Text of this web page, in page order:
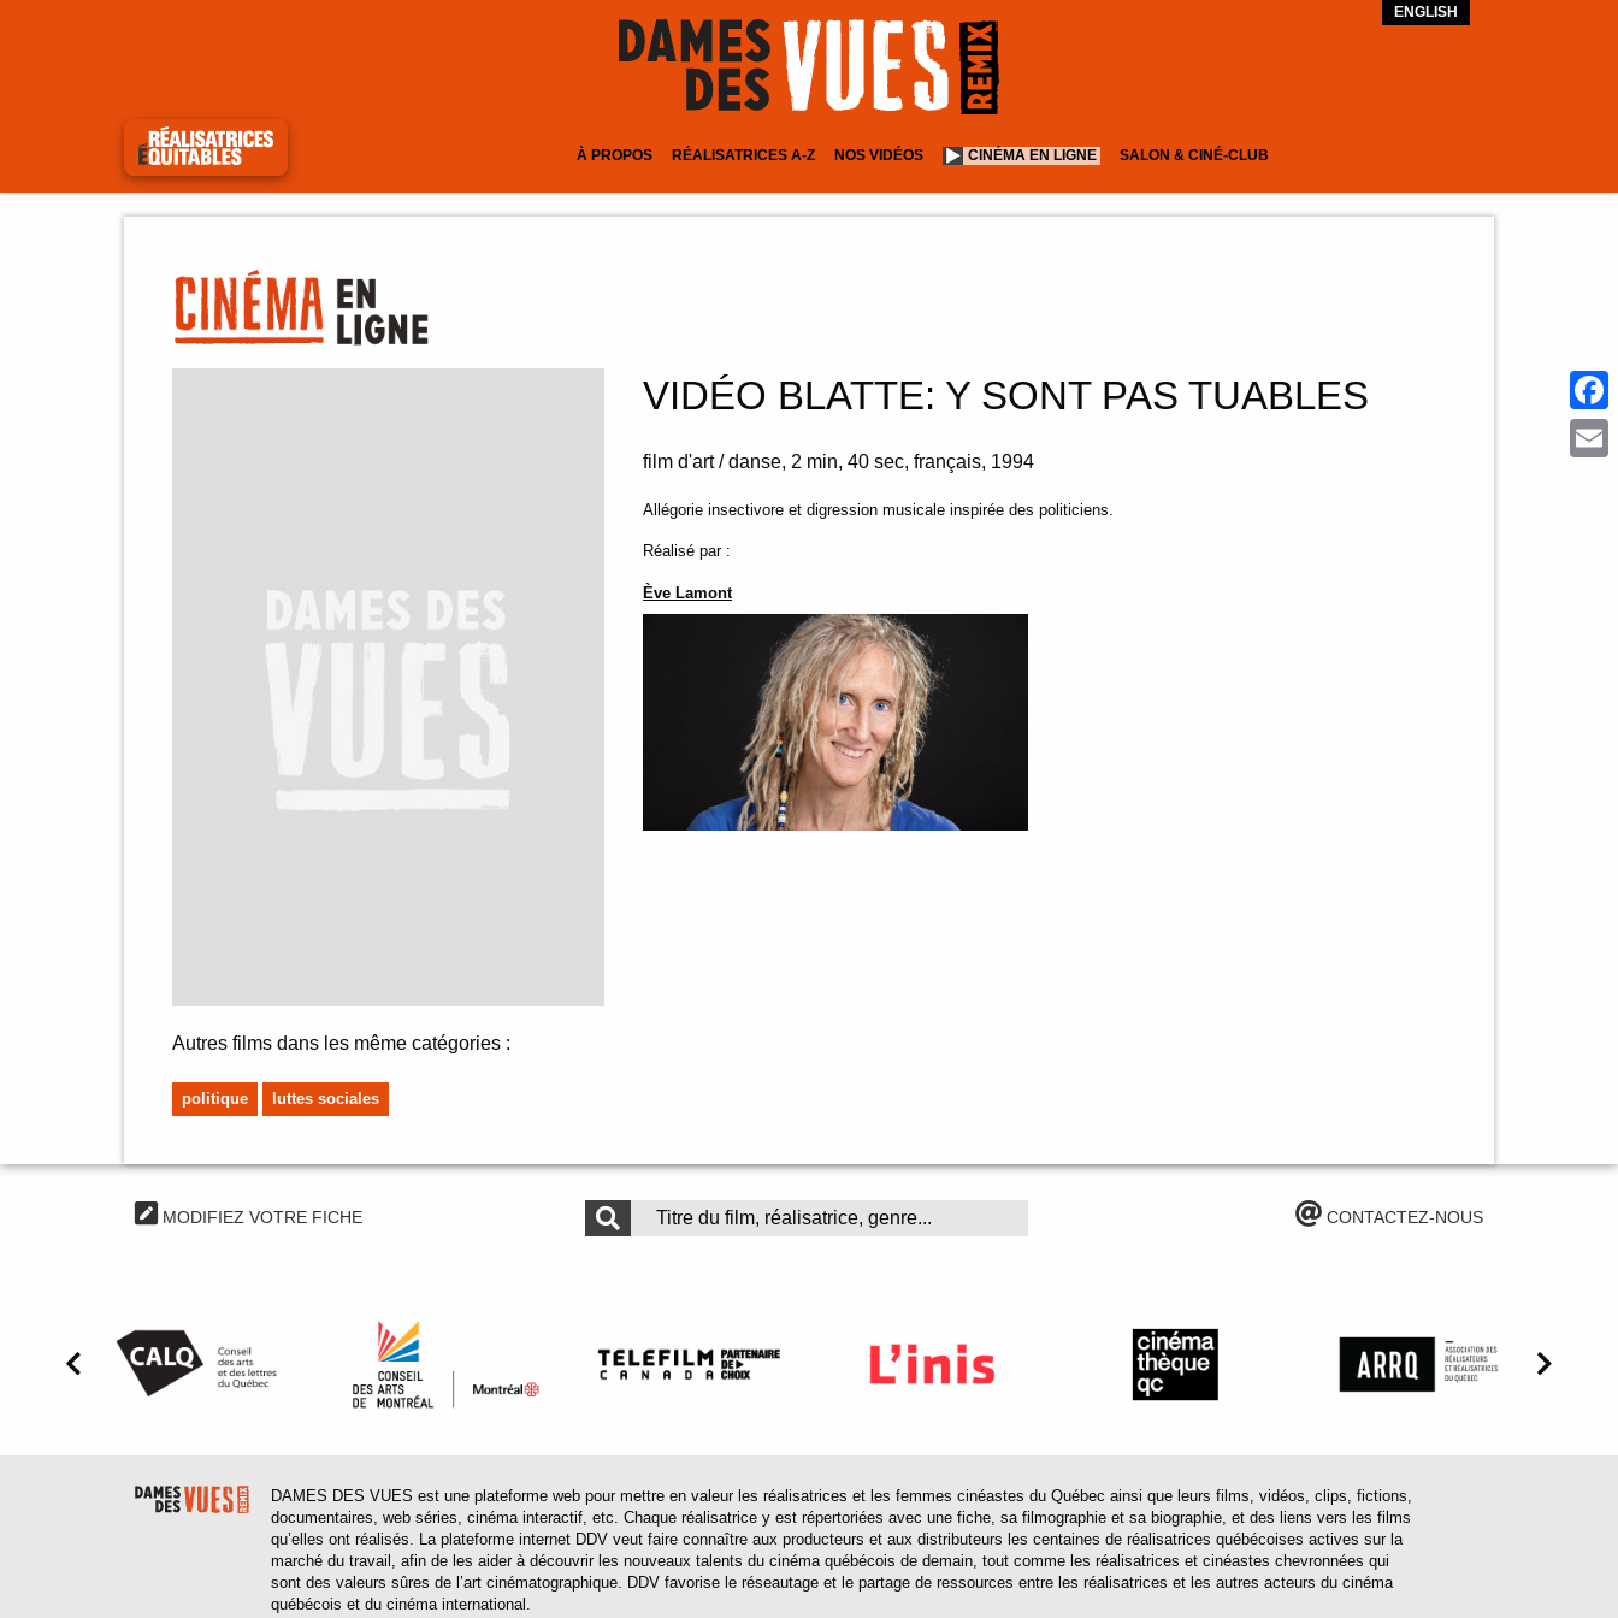
ENGLISH
À PROPOS RÉALISATRICES A-Z NOS VIDÉOS CINÉMA EN LIGNE SALON & CINÉ-CLUB
Autres films dans les même catégories :
politique luttes sociales
VIDÉO BLATTE: Y SONT PAS TUABLES
film d'art / danse 2 min 40 sec français 1994
Allégorie insectivore et digression musicale inspirée des politiciens.
Réalisé par :
Ève Lamont
MODIFIEZ VOTRE FICHE CONTACTEZ-NOUS
DAMES DES VUES est une plateforme web pour mettre en valeur les réalisatrices et les femmes cinéastes du Québec ainsi que leurs films, vidéos, clips, fictions,
documentaires, web séries, cinéma interactif, etc. Chaque réalisatrice y est répertoriées avec une fiche, sa filmographie et sa biographie, et des liens vers les films
qu’elles ont réalisés. La plateforme internet DDV veut faire connaître aux producteurs et aux distributeurs les centaines de réalisatrices québécoises actives sur la
marché du travail, afin de les aider à découvrir les nouveaux talents du cinéma québécois de demain, tout comme les réalisatrices et cinéastes chevronnées qui
sont des valeurs sûres de l’art cinématographique. DDV favorise le réseautage et le partage de ressources entre les réalisatrices et les autres acteurs du cinéma
québécois et du cinéma international.